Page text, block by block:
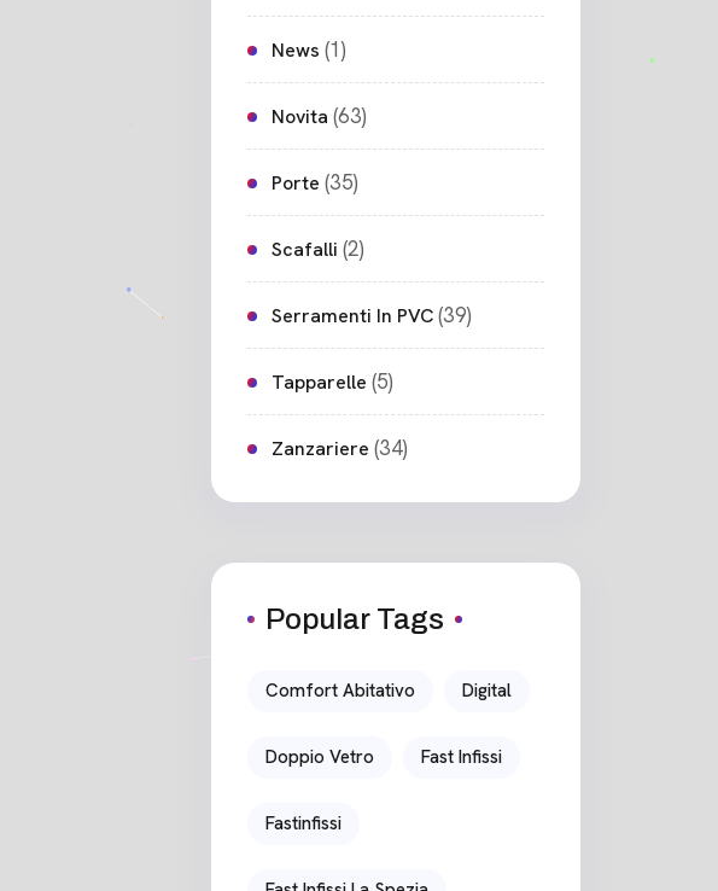
News (1)
Novita (63)
Porte (35)
Scafalli (2)
Serramenti In PVC(39)
Tapparelle (5)
Zanzariere (34)
Popular Tags
Comfort Abitativo Digital
Doppio Vetro Fast Infissi
Fastinfissi